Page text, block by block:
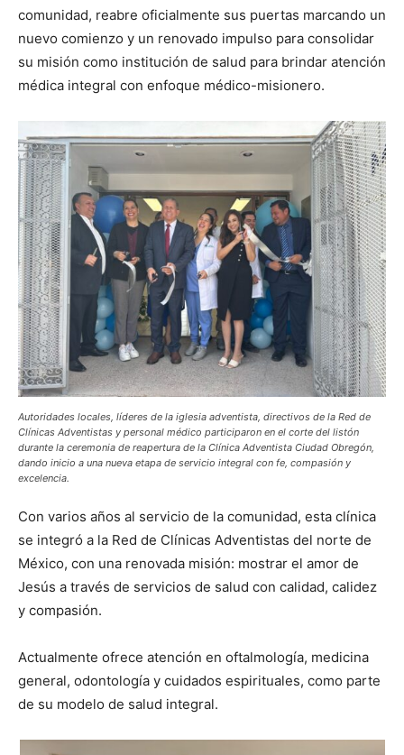
comunidad, reabre oficialmente sus puertas marcando un
nuevo comienzo y un renovado impulso para consolidar
su misión como institución de salud para brindar atención
médica integral con enfoque médico-misionero.
Autoridades locales, líderes de la iglesia adventista, directivos de la Red de
Clínicas Adventistas y personal médico participaron en el corte del listón
durante la ceremonia de reapertura de la Clínica Adventista Ciudad Obregón,
dando inicio a una nueva etapa de servicio integral con fe, compasión y
excelencia.
Con varios años al servicio de la comunidad, esta clínica
se integró a la Red de Clínicas Adventistas del norte de
México, con una renovada misión: mostrar el amor de
Jesús a través de servicios de salud con calidad, calidez
y compasión.
Actualmente ofrece atención en oftalmología, medicina
general, odontología y cuidados espirituales, como parte
de su modelo de salud integral.